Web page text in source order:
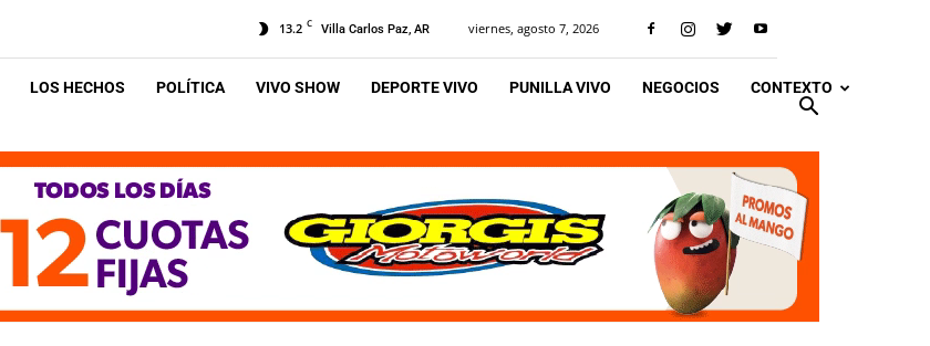
13.2 C Villa Carlos Paz, AR viernes, agosto 7, 2026
LOS HECHOS POLÍTICA VIVO SHOW DEPORTE VIVO PUNILLA VIVO NEGOCIOS CONTEXTO